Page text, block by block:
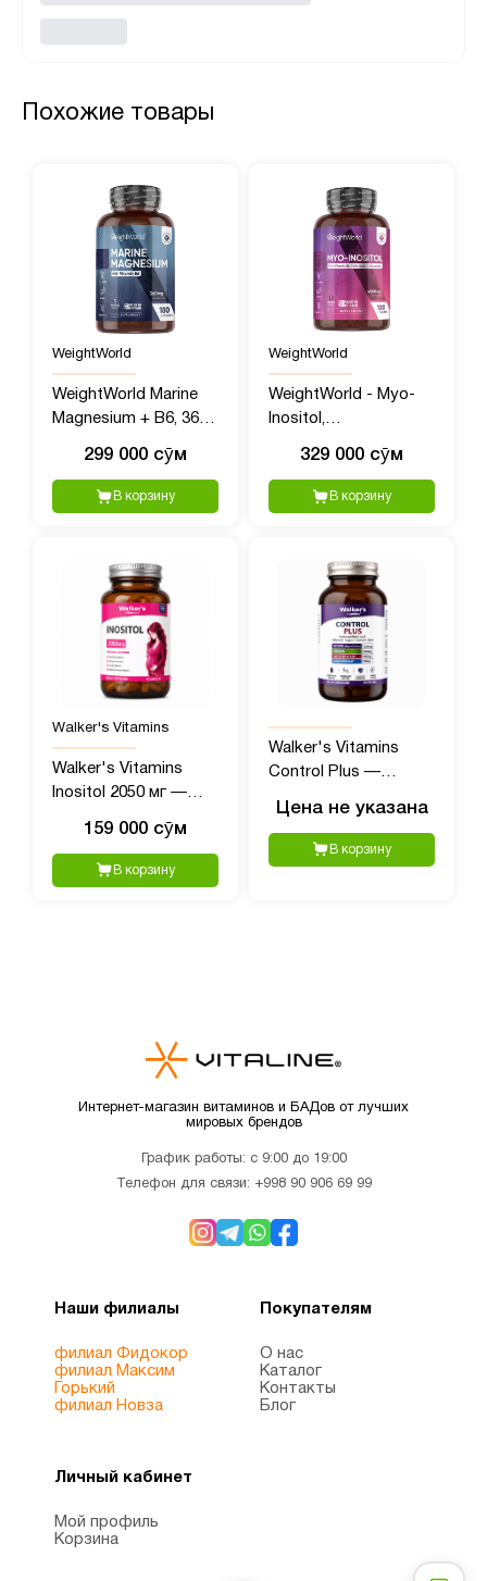
Похожие товары
WeightWorld
WeightWorld Marine
Magnesium + B6, 360
299 000 сӯм
В корзину
WeightWorld
WeightWorld - Myo-
Inositol,
Инозитолом, 4000 мг,
120 таблеток
329 000 сӯм
В корзину
Walker's Vitamins
Walker's Vitamins
Inositol 2050 мг —
женского здоровья,
90 капсул
159 000 сӯм
В корзину
Walker's Vitamins
Control Plus —
гормонального
баланса и
метаболизма, 90
Цена не указана
В корзину
Интернет-магазин витаминов и БАДов от лучших
мировых брендов
График работы: с 9:00 до 19:00
Телефон для связи: +998 90 906 69 99
Наши филиалы
филиал Фидокор
филиал Максим
Горький
филиал Новза
Покупателям
О нас
Каталог
Контакты
Блог
Личный кабинет
Мой профиль
Корзина